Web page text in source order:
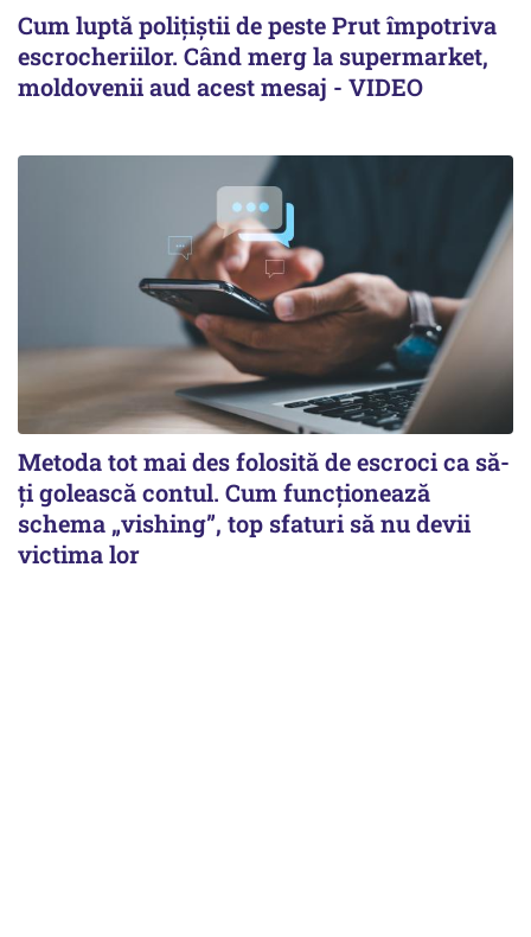
Cum luptă polițiștii de peste Prut împotriva
escrocheriilor. Când merg la supermarket,
moldovenii aud acest mesaj - VIDEO
Metoda tot mai des folosită de escroci ca să-
ți golească contul. Cum funcționează
schema „vishing”, top sfaturi să nu devii
victima lor